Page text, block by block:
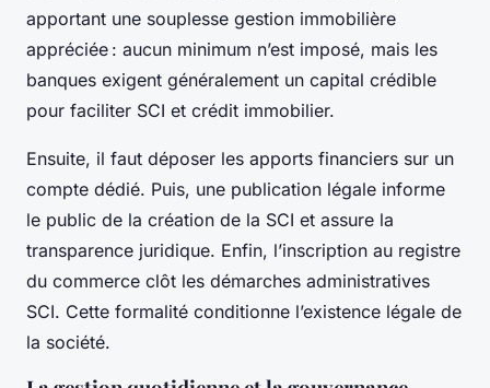
apportant une souplesse gestion immobilière
appréciée : aucun minimum n’est imposé, mais les
banques exigent généralement un capital crédible
pour faciliter SCI et crédit immobilier.
Ensuite, il faut déposer les apports financiers sur un
compte dédié. Puis, une publication légale informe
le public de la création de la SCI et assure la
transparence juridique. Enfin, l’inscription au registre
du commerce clôt les démarches administratives
SCI. Cette formalité conditionne l’existence légale de
la société.